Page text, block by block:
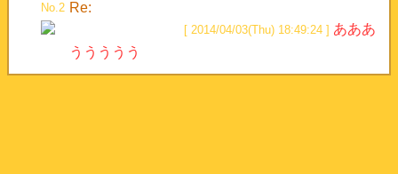
No.2 Re:
[ 2014/04/03(Thu) 18:49:24 ] あああ
ううううう